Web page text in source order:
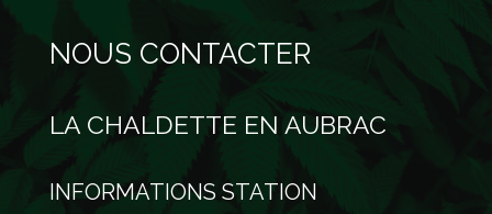
NOUS CONTACTER
LA CHALDETTE EN AUBRAC
INFORMATIONS STATION